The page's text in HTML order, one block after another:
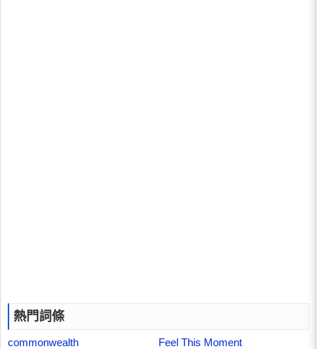
熱門詞條
commonwealth
Feel This Moment